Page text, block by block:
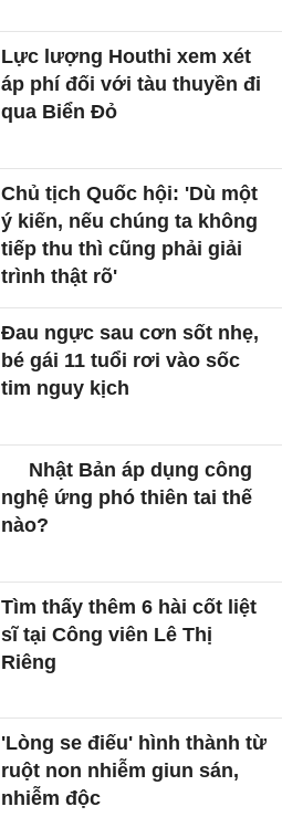
Lực lượng Houthi xem xét
áp phí đối với tàu thuyền đi
qua Biển Đỏ
Chủ tịch Quốc hội: 'Dù một
ý kiến, nếu chúng ta không
tiếp thu thì cũng phải giải
trình thật rõ'
Đau ngực sau cơn sốt nhẹ,
bé gái 11 tuổi rơi vào sốc
tim nguy kịch
Nhật Bản áp dụng công
nghệ ứng phó thiên tai thế
nào?
Tìm thấy thêm 6 hài cốt liệt
sĩ tại Công viên Lê Thị
Riêng
'Lòng se điếu' hình thành từ
ruột non nhiễm giun sán,
nhiễm độc